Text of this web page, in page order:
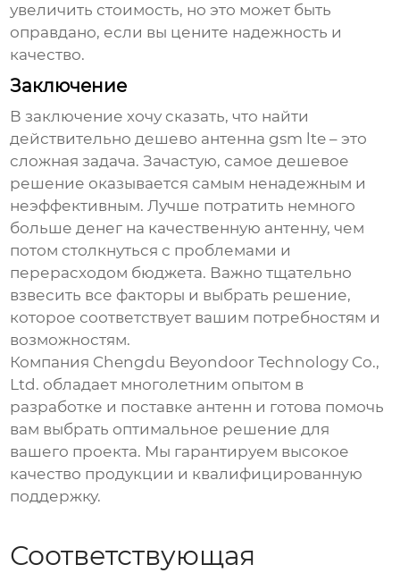
увеличить стоимость, но это может быть
оправдано, если вы цените надежность и
качество.
Заключение
В заключение хочу сказать, что найти
действительнодешево антенна gsm lte – это
сложная задача. Зачастую, самое дешевое
решение оказывается самым ненадежным и
неэффективным. Лучше потратить немного
больше денег на качественную антенну, чем
потом столкнуться с проблемами и
перерасходом бюджета. Важно тщательно
взвесить все факторы и выбрать решение,
которое соответствует вашим потребностям и
возможностям.
Компания Chengdu Beyondoor Technology Co.,
Ltd. обладает многолетним опытом в
разработке и поставке антенн и готова помочь
вам выбрать оптимальное решение для
вашего проекта. Мы гарантируем высокое
качество продукции и квалифицированную
поддержку.
Соответствующая